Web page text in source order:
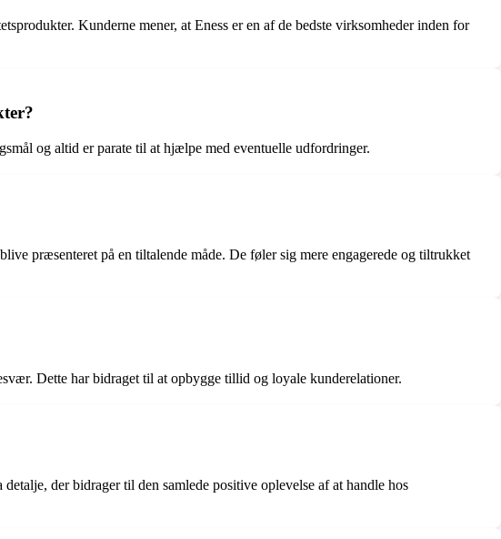
Kunderne mener, at Eness er en af de bedste virksomheder inden for
og altid er parate til at hjælpe med eventuelle udfordringer.
præsenteret på en tiltalende måde. De føler sig mere engagerede og tiltrukket
Dette har bidraget til at opbygge tillid og loyale kunderelationer.
der bidrager til den samlede positive oplevelse af at handle hos